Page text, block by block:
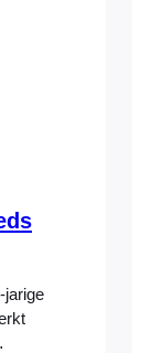
jarige